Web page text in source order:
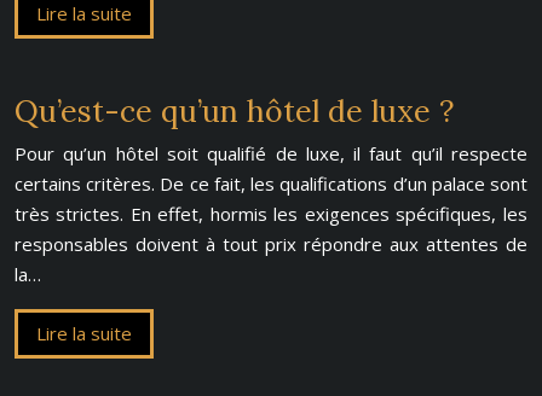
Lire la suite
Qu’est-ce qu’un hôtel de luxe ?
Pour qu’un hôtel soit qualifié de luxe, il faut qu’il respecte
certains critères. De ce fait, les qualifications d’un palace sont
très strictes. En effet, hormis les exigences spécifiques, les
responsables doivent à tout prix répondre aux attentes de
la…
Lire la suite